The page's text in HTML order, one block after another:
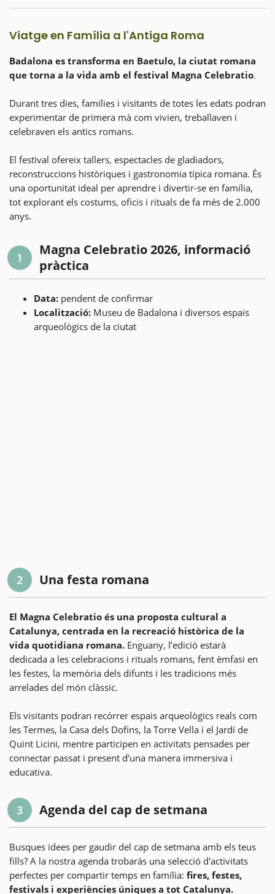
Viatge en Família a l'Antiga Roma
Badalona es transforma en Baetulo, la ciutat romana
que torna a la vida amb el festival Magna Celebratio.
Durant tres dies, famílies i visitants de totes les edats podran
experimentar de primera mà com vivien, treballaven i
celebraven els antics romans.
El festival ofereix tallers, espectacles de gladiadors,
reconstruccions històriques i gastronomia típica romana. És
una oportunitat ideal per aprendre i divertir-se en família,
tot explorant els costums, oficis i rituals de fa més de 2.000
anys.
1
Magna Celebratio 2026, informació
pràctica
Data: pendent de confirmar
Localització: Museu de Badalona i diversos espais
arqueològics de la ciutat
2 Una festa romana
El Magna Celebratio és una proposta cultural a
Catalunya, centrada en la recreació històrica de la
vida quotidiana romana. Enguany, l’edició estarà
dedicada a les celebracions i rituals romans, fent èmfasi en
les festes, la memòria dels difunts i les tradicions més
arrelades del món clàssic.
Els visitants podran recórrer espais arqueològics reals com
les Termes, la Casa dels Dofins, la Torre Vella i el Jardí de
Quint Licini, mentre participen en activitats pensades per
connectar passat i present d’una manera immersiva i
educativa.
3 Agenda del cap de setmana
Busques idees per gaudir del cap de setmana amb els teus
fills? A la nostra agenda trobaràs una selecció d'activitats
perfectes per compartir temps en família: fires, festes,
festivals i experiències úniques a tot Catalunya.